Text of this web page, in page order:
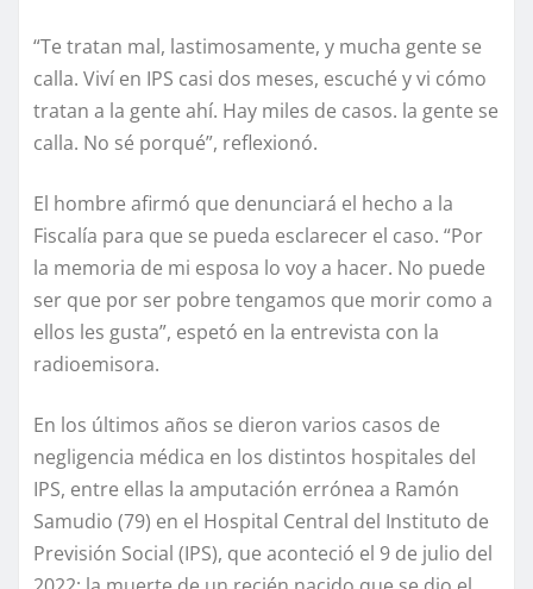
“Te tratan mal, lastimosamente, y mucha gente se
calla. Viví en IPS casi dos meses, escuché y vi cómo
tratan a la gente ahí. Hay miles de casos. la gente se
calla. No sé porqué”, reflexionó.
El hombre afirmó que denunciará el hecho a la
Fiscalía para que se pueda esclarecer el caso. “Por
la memoria de mi esposa lo voy a hacer. No puede
ser que por ser pobre tengamos que morir como a
ellos les gusta”, espetó en la entrevista con la
radioemisora.
En los últimos años se dieron varios casos de
negligencia médica en los distintos hospitales del
IPS, entre ellas la amputación errónea a Ramón
Samudio (79) en el Hospital Central del Instituto de
Previsión Social (IPS), que aconteció el 9 de julio del